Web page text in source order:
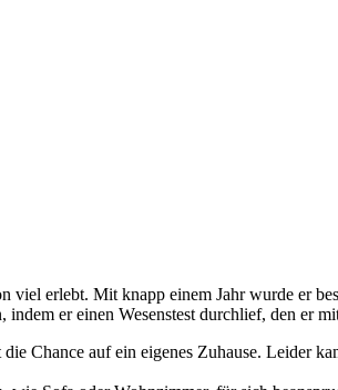
viel erlebt. Mit knapp einem Jahr wurde er
er einen Wesenstest durchlief, den er
Chance auf ein eigenes Zuhause. Leider